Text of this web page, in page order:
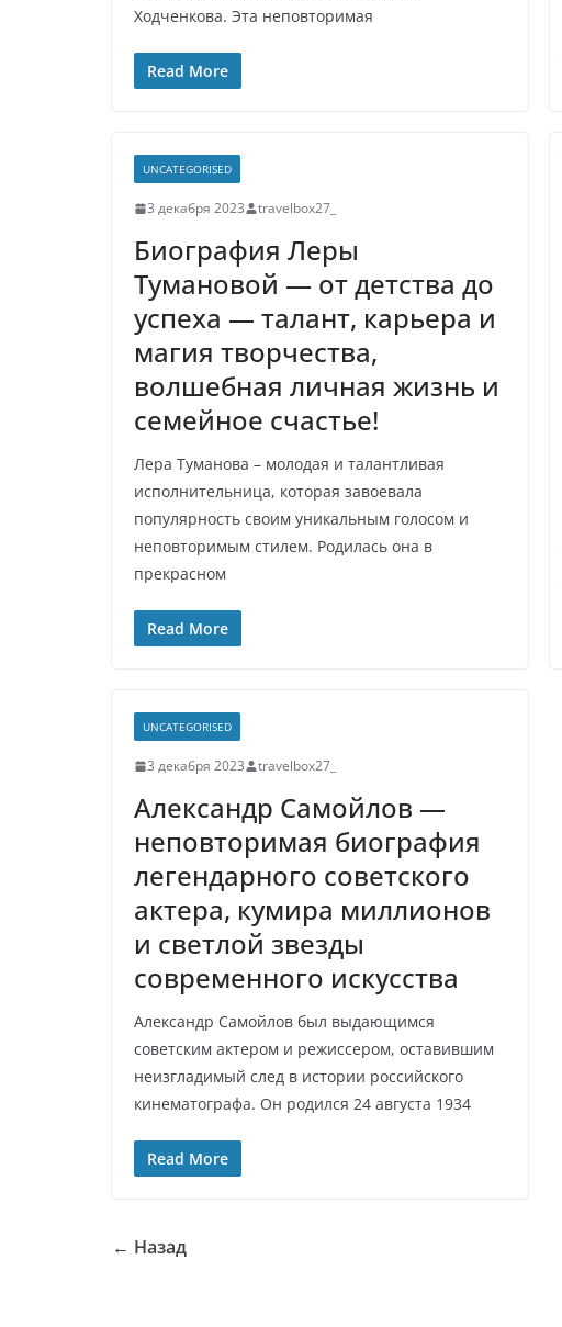
Ходченкова. Эта неповторимая
Read More
UNCATEGORISED
3 декабря 2023 travelbox27_
Биография Леры
Тумановой — от детства до
успеха — талант, карьера и
магия творчества,
волшебная личная жизнь и
семейное счастье!
Лера Туманова – молодая и талантливая
исполнительница, которая завоевала
популярность своим уникальным голосом и
неповторимым стилем. Родилась она в
прекрасном
Read More
UNCATEGORISED
3 декабря 2023 travelbox27_
Александр Самойлов —
неповторимая биография
легендарного советского
актера, кумира миллионов
и светлой звезды
современного искусства
Александр Самойлов был выдающимся
советским актером и режиссером, оставившим
неизгладимый след в истории российского
кинематографа. Он родился 24 августа 1934
Read More
← Назад